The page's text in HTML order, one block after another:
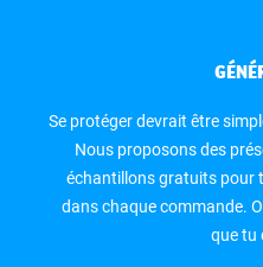
Se protéger devrait être
Nous proposons des
échantillons gratuits pour
dans chaque commande.
que tu